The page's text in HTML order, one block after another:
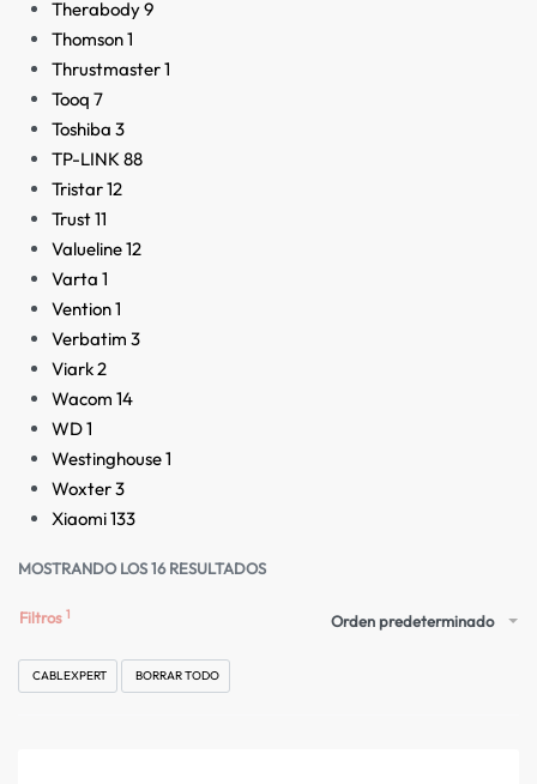
Therabody9
Thomson1
Thrustmaster1
Tooq 7
Toshiba 3
TP-LINK 88
Tristar12
Trust11
Valueline12
Varta 1
Vention1
Verbatim 3
Viark2
Wacom 14
WD1
Westinghouse1
Woxter3
Xiaomi133
MOSTRANDO LOS 16 RESULTADOS
Orden predeterminado
Filtros
CABLEXPERT BORRAR TODO